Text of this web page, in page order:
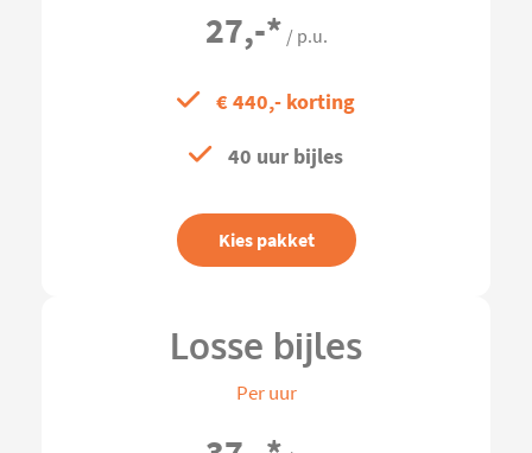
27,-* / p.u.
€ 440,- korting
40 uur bijles
Kies pakket
Losse bijles
Per uur